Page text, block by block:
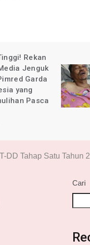
Rekan
Jenguk
Garda
yang
Pasca
DD Tahap Satu Tahun
Cari